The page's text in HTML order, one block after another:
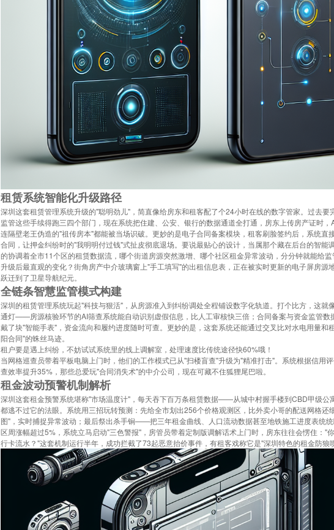
租赁系统智能化升级路径
深圳这套租赁管理系统升级的"聪明劲儿"，简直像给房东和租客配了个24小时在线的数字管家。过去要
监管这些手续得跑三四个部门，现在系统把住建、公安、银行的数据通道全打通，房东上传房产证时，
连隔壁老王伪造的"祖传房本"都能被当场识破。更妙的是电子合同备案模块，租客刷脸签约后，系统直
合同，让押金纠纷时的"我明明付过钱"式扯皮彻底退场。要说最贴心的设计，当属那个藏在后台的智
的协调着全市11个区的租赁数据流，哪个街道房源突然激增、哪个社区租金异常波动，分分钟就能给
升级后最直观的变化？街角房产中介玻璃窗上"手工填写"的出租信息表，正在被实时更新的电子屏房源
跃迁到了卫星导航纪元。
全链条智慧监管模式构建
深圳的租赁管理系统玩起"科技与狠活"，从房源准入到纠纷调处全程铺设数字化轨道。打个比方，这就
通灯——房源核验环节的AI筛查系统能自动识别虚假信息，比人工审核快三倍；合同备案与资金监管数
戴了块"智能手表"，资金流向和履约进度随时可查。更妙的是，这套系统还能通过交叉比对水电用量和
阳合同"的蛛丝马迹。
租户要是遇上纠纷，不妨试试系统里的线上调解室，处理速度比传统途径快60%哦！
当网格巡查员带着平板电脑上门时，他们的工作模式已从"扫楼盲查"升级为"精准打击"。系统根据信用
查效率提升35%，那些总爱玩"合同消失术"的中介公司，现在可藏不住狐狸尾巴啦。
租金波动预警机制解析
深圳这套租金预警系统堪称"市场温度计"，每天吞下百万条租赁数据——从城中村握手楼到CBD甲级公
都逃不过它的法眼。系统用三招玩转预测：先给全市划出256个价格观测区，比外卖小哥的配送网格还
图"，实时捕捉异常波动；最后祭出杀手锏——把三年租金曲线、人口流动数据甚至地铁施工进度表统
区周涨幅超过5%，系统立马启动"三色警报"，房管员带着定制版调解话术上门时，房东往往会愣住："
行卡流水？"这套机制运行半年，成功拦截了73起恶意抬价事件，有租客戏称它是"深圳特色的租金防狼